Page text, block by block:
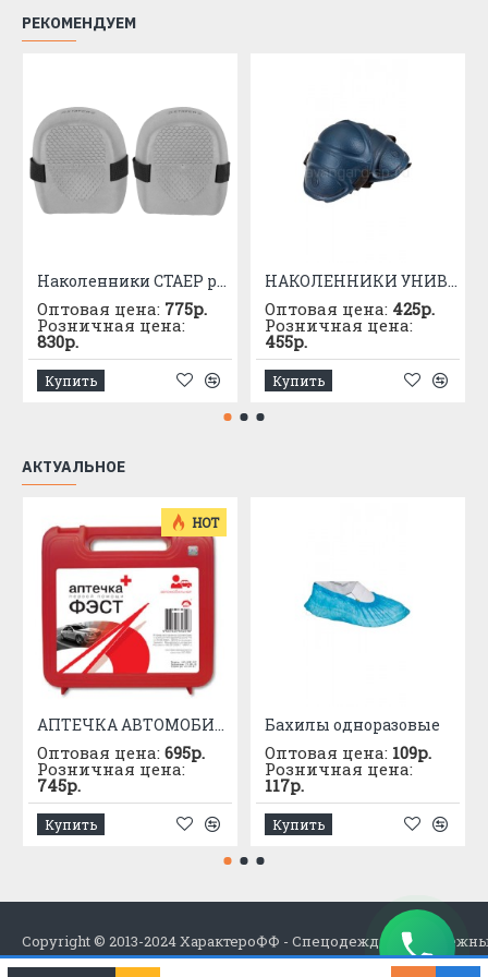
РЕКОМЕНДУЕМ
Наколенники СТАЕР резиновые
Оптовая цена: 775р.
Розничная цена:
830р.
Купить
НАКОЛЕННИКИ УНИВЕРСАЛЬНЫЕ
Оптовая цена: 425р.
Розничная цена:
455р.
Купить
АКТУАЛЬНОЕ
HOT
АПТЕЧКА АВТОМОБИЛЬНАЯ приказ №1080
Оптовая цена: 695р.
Розничная цена:
745р.
Купить
Бахилы одноразовые
Оптовая цена: 109р.
Розничная цена:
117р.
Купить
Copyright © 2013-2024 ХарактероФФ - Спецодежда в